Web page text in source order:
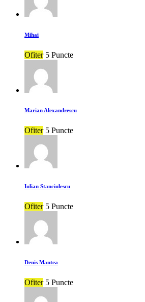
Mihai
Ofiter 5 Puncte
Marian Alexandrescu
Ofiter 5 Puncte
Iulian Stanciulescu
Ofiter 5 Puncte
Denis Mantea
Ofiter 5 Puncte